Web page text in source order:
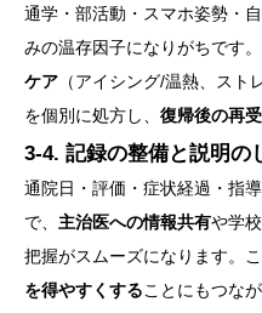
通学・部活動・スマホ姿勢・
みの温存因子になりがちです。
ケア （アイシング/温熱、スト
を個別に処方し、 復帰後の再
3-4. 記録の整備と説明の
通院日・評価・症状経過・指
で、 主治医への情報共有や学
把握がスムーズになります。こ
を得やすくすることにもつなが